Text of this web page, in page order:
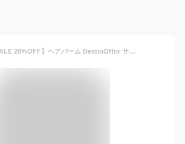
【スーパーSALE 20%OFF】ヘアバーム DestinOffrir サボン/ホワイト/アンバーバニラ/オスマンサス 70g 濡れ髪 スタイリング レディース メンズ デスタンオフリール